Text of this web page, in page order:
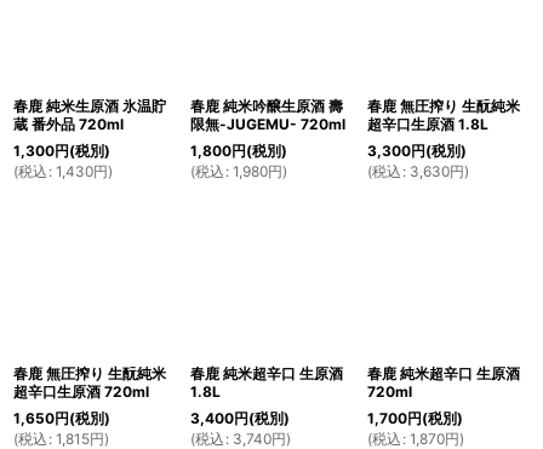
春鹿 純米生原酒 氷温貯
蔵 番外品 720ml
1,300円(税別)
(税込 : 1,430円)
春鹿 純米吟醸生原酒 壽
限無-JUGEMU- 720ml
1,800円(税別)
(税込 : 1,980円)
春鹿 無圧搾り 生酛純米
超辛口生原酒 1.8L
3,300円(税別)
(税込 : 3,630円)
春鹿 無圧搾り 生酛純米
超辛口生原酒 720ml
1,650円(税別)
(税込 : 1,815円)
春鹿 純米超辛口 生原酒
1.8L
3,400円(税別)
(税込 : 3,740円)
春鹿 純米超辛口 生原酒
720ml
1,700円(税別)
(税込 : 1,870円)